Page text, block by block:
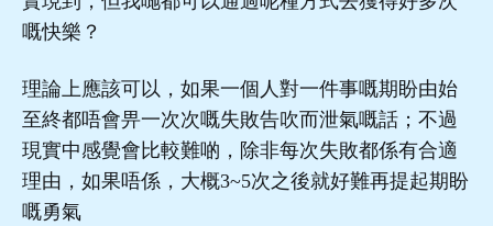
嘅快樂？
理論上應該可以，如果一個人對一件事嘅期盼由始
至終都唔會畀一次次嘅失敗告吹而泄氣嘅話；不過
現實中感覺會比較難啲，除非每次失敗都係有合適
理由，如果唔係，大概3~5次之後就好難再提起期盼
嘅勇氣